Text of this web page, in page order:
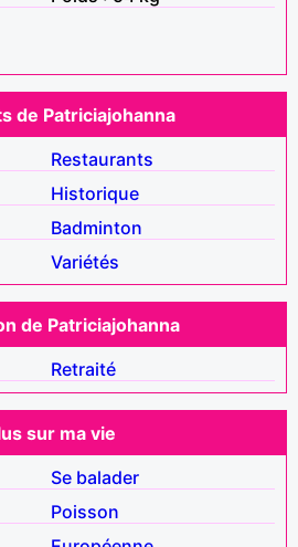
de Patriciajohanna
Restaurants
Historique
Badminton
Variétés
de Patriciajohanna
Retraité
sur ma vie
Se balader
Poisson